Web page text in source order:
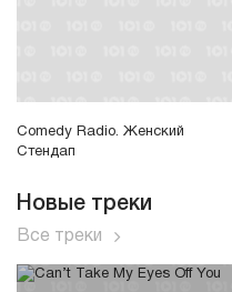
Comedy Radio. Женский
Стендап
Новые треки
Все треки